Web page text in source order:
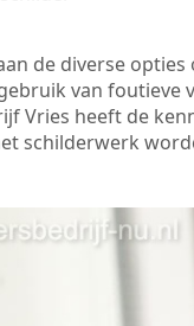
de diverse
van foutieve
Vries heeft de
schilderwerk